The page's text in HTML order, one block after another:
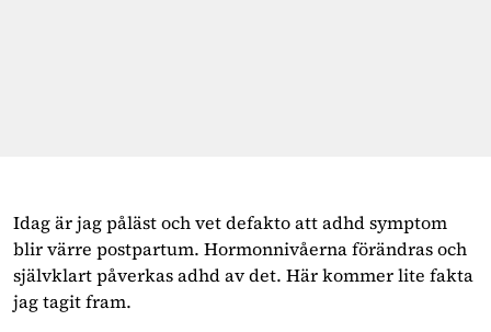
Idag är jag påläst och vet defakto att adhd symptom
blir värre postpartum. Hormonnivåerna förändras och
självklart påverkas adhd av det. Här kommer lite fakta
jag tagit fram.